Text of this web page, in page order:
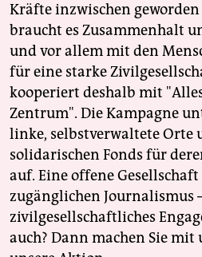
Kräfte inzwischen
braucht es Zusammenhalt
und vor allem mit den
für eine starke
kooperiert deshalb mit
Zentrum". Die Kampagne
linke, selbstverwaltete Orte
solidarischen Fonds für
auf. Eine offene
zugänglichen Journalismus
zivilgesellschaftliches
auch? Dann machen Sie